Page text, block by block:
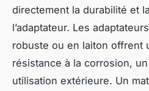
directement la durabilité et
l’adaptateur. Les
robuste ou en laiton offrent
résistance à la corrosion,
utilisation extérieure. Un